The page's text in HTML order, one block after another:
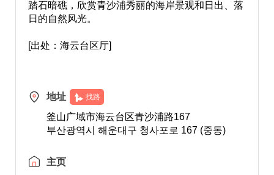
踏石暗礁，欣赏青沙浦秀丽的海岸景观和日出、落
日的自然风光。
[出处：海云台区厅]
地址 找路
釜山广域市海云台区青沙浦路167
부산광역시 해운대구 청사포로 167 (중동)
主页